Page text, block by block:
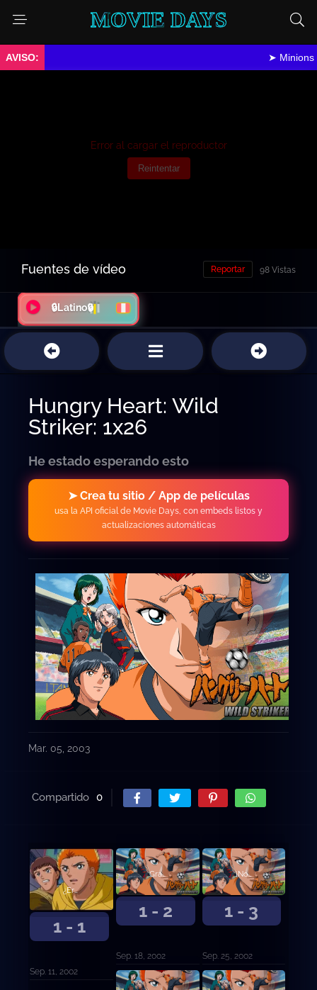
MOVIE DAYS
➤ Minions &
Error al cargar el reproductor
Reintentar
Fuentes de vídeo 98 Vistas
Reportar
🔒Latino🔒
Hungry Heart: Wild
Striker: 1x26
He estado esperando esto
➤ Crea tu sitio / App de películas
usa la API oficial de Movie Days, con embeds listos y
actualizaciones automáticas
Mar. 05, 2003
Compartido 0
1 - 1
¿Eres Kyosuke ..?
Sep. 11, 2002
1 - 2
Gracias ... ¡Entrenador!
Sep. 18, 2002
1 - 3
¡No voy a perder!
Sep. 25, 2002